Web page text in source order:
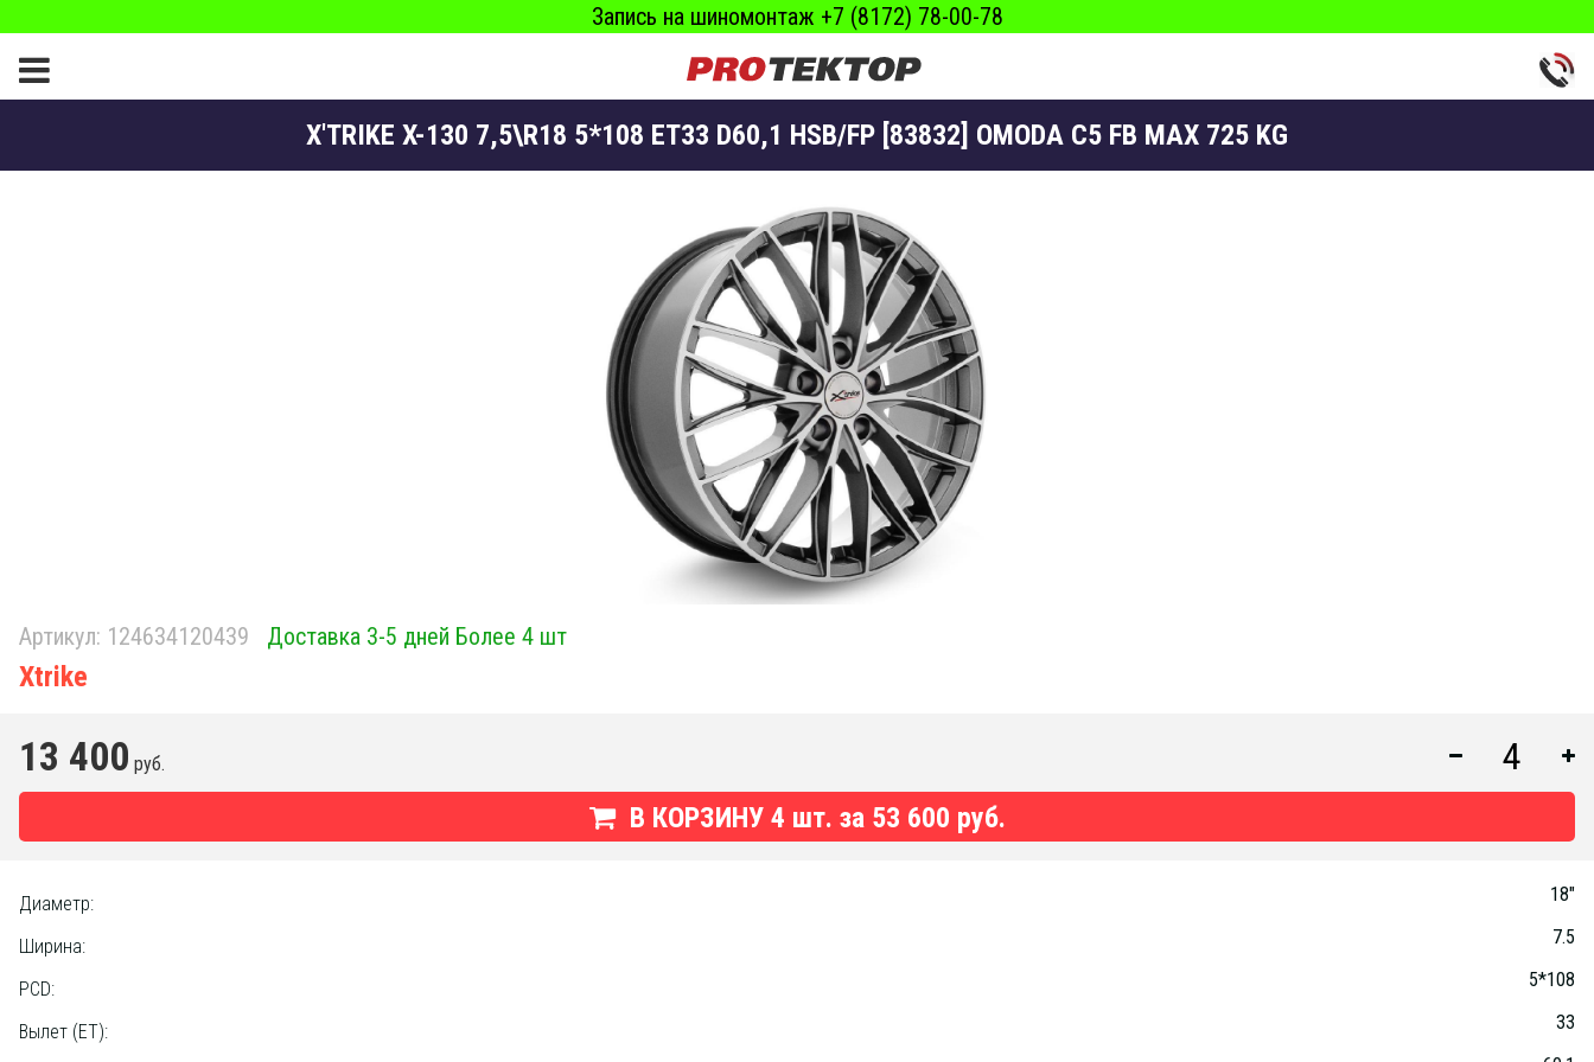
Запись на шиномонтаж +7 (8172) 78-00-78
X'TRIKE X-130 7,5\R18 5*108 ET33 D60,1 HSB/FP [83832] OMODA C5 FB MAX 725 KG
Артикул: 124634120439 Доставка 3-5 дней Более 4 шт
Xtrike
13 400 руб.
В КОРЗИНУ 4 шт. за 53 600 руб.
Диаметр: 18"
Ширина: 7.5
PCD: 5*108
Вылет (ET):
33